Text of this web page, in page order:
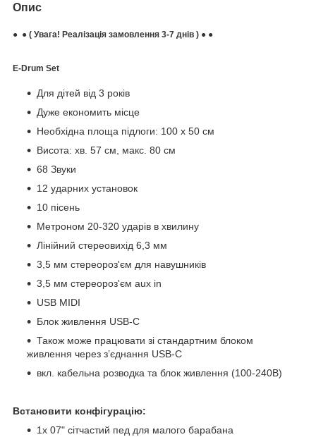
Опис
● ● ( Увага! Реалізація замовлення 3-7 днів ) ● ●
E-Drum Set
Для дітей від 3 років
Дуже економить місце
Необхідна площа підлоги: 100 х 50 см
Висота: хв. 57 см, макс. 80 см
68 Звуки
12 ударних установок
10 пісень
Метроном 20-320 ударів в хвилину
Лінійний стереовихід 6,3 мм
3,5 мм стереороз'єм для навушників
3,5 мм стереороз'єм aux in
USB MIDI
Блок живлення USB-C
Також може працювати зі стандартним блоком
живлення через з’єднання USB-C
вкл. кабельна розводка та блок живлення (100-240В)
Встановити конфігурацію:
1x 07" сітчастий пед для малого барабана